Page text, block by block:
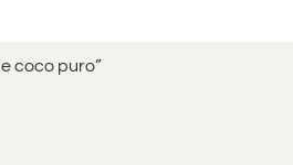
coco puro”